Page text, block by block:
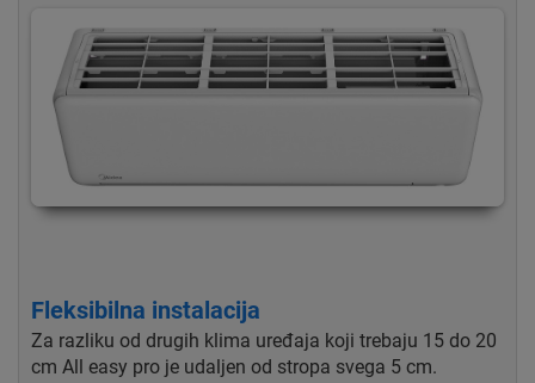
Fleksibilna instalacija
Za razliku od drugih klima uređaja koji trebaju 15 do 20
cm All easy pro je udaljen od stropa svega 5 cm.